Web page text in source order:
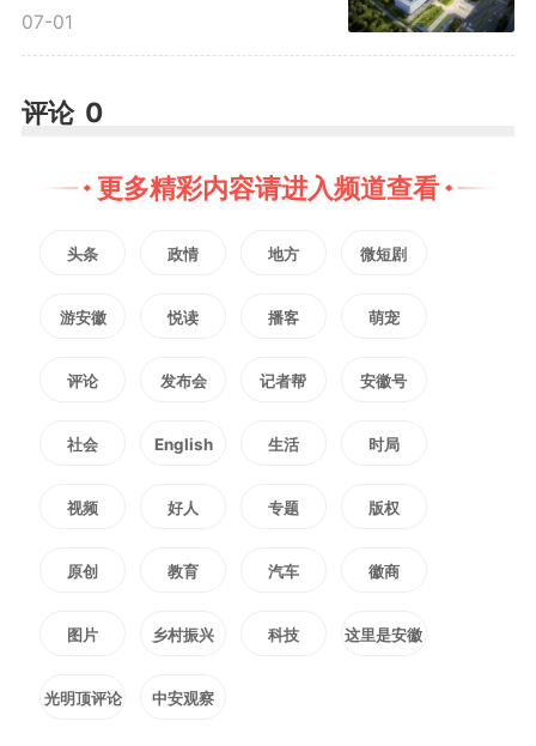
识和认可。
世界中医药学会联合会植物精
油专业委员会常务理事、高级芳疗
师李薇薇在演讲中，阐述了芳香疗
生群体中的情绪困扰；缓解社会冷
漠，促进家庭和睦；助力助农扶
持；赋能女性就业；推动中医中药
国际化进程。
07-01
评论 0
更多精彩内容请进入频道查看
头条 政情 地方 微短剧
游安徽 悦读 播客 萌宠
评论 发布会 记者帮 安徽号
社会 English 生活 时局
视频 好人 专题 版权
原创 教育 汽车 徽商
图片 乡村振兴 科技 这里是安徽
光明顶评论 中安观察